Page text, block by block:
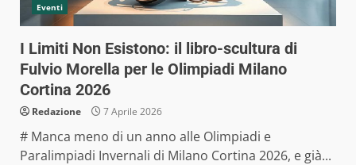
Eventi
I Limiti Non Esistono: il libro-scultura di
Fulvio Morella per le Olimpiadi Milano
Cortina 2026
Redazione 7 Aprile 2026
# Manca meno di un anno alle Olimpiadi e
Paralimpiadi Invernali di Milano Cortina 2026, e già...